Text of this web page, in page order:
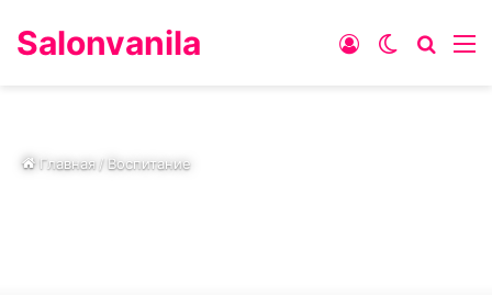
Salonvanila Switch skin
Войти
Главная/Воспитание